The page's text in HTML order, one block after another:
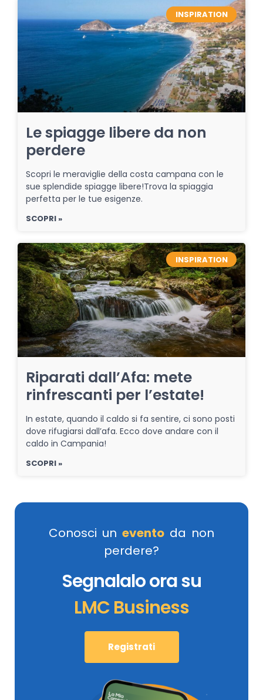
INSPIRATION
Le spiagge libere da non
perdere
Scopri le meraviglie della costa campana con le
sue splendide spiagge libere!Trova la spiaggia
perfetta per le tue esigenze.
SCOPRI »
INSPIRATION
Riparati dall’Afa: mete
rinfrescanti per l’estate!
In estate, quando il caldo si fa sentire, ci sono posti
dove rifugiarsi dall’afa. Ecco dove andare con il
caldo in Campania!
SCOPRI »
Conosci un evento da non
perdere?
Segnalalo ora su
LMC Business
Registrati